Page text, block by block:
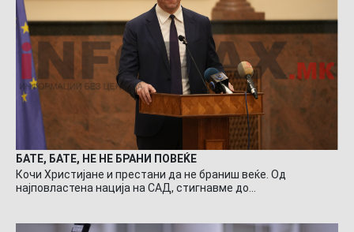
БАТЕ, БАТЕ, НЕ НЕ БРАНИ ПОВЕЌЕ
Кочи Христијане и престани да не браниш веќе. Од
најповластена нација на САД, стигнавме до…